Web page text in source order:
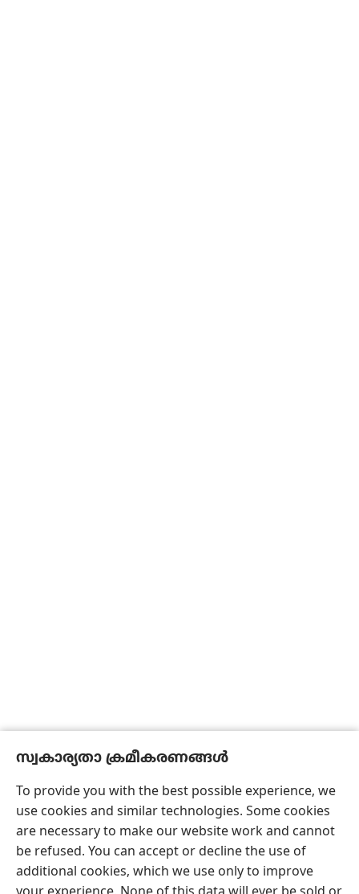
സ്വകാര്യതാ ക്രമീകരണങ്ങൾ
To provide you with the best possible experience, we
use cookies and similar technologies. Some cookies
are necessary to make our website work and cannot
be refused. You can accept or decline the use of
additional cookies, which we use only to improve